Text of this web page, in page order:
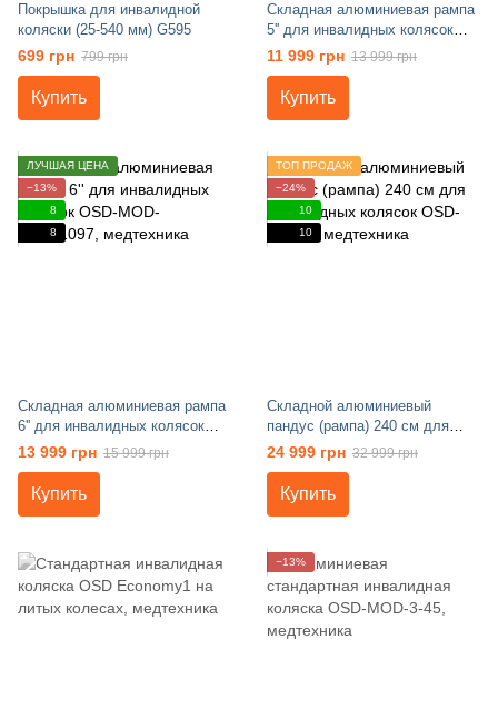
Покрышка для инвалидной
коляски (25-540 мм) G595
699 грн 799 грн
Купить
Складная алюминиевая рампа
5'' для инвалидных колясок
OSD-MOD-STDS1096
11 999 грн 13 999 грн
Купить
ЛУЧШАЯ ЦЕНА
−13%
8
8
Складная алюминиевая рампа
6'' для инвалидных колясок
OSD-MOD-STDS1097
13 999 грн 15 999 грн
Купить
ТОП ПРОДАЖ
−24%
10
10
Складной алюминиевый
пандус (рампа) 240 см для
инвалидных колясок OSD-
24 999 грн 32 999 грн
Купить
−13%